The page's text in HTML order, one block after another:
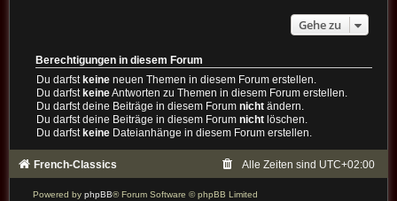
Gehe zu
Berechtigungen in diesem Forum
Du darfstkeine neuen Themen in diesem Forum erstellen.
Du darfstkeineAntworten zu Themen in diesem Forum erstellen.
Du darfst deine Beiträge in diesem Forumnicht ändern.
Du darfst deine Beiträge in diesem Forumnicht löschen.
Du darfstkeine Dateianhänge in diesem Forum erstellen.
French-Classics Alle Zeiten sind UTC+02:00
Powered by phpBB® Forum Software © phpBB Limited